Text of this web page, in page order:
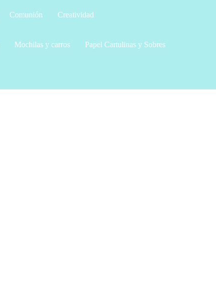
Comunión Creatividad
Mochilas y carros Papel Cartulinas y Sobres